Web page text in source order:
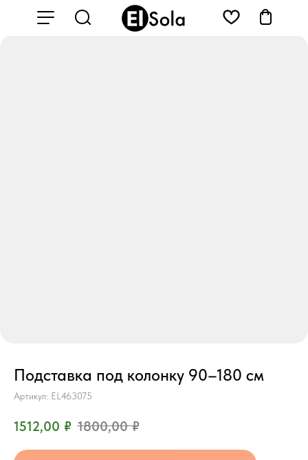
Подставка под колонку 90–180 см
Артикул: EL463075
1512,00 ₽ 1800,00 ₽